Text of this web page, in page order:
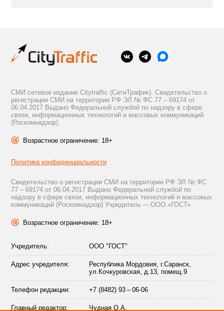
СМИ сетевое издание Citytraffic (СитиТрафик). Свидетельство о
регистрации СМИ на территории РФ ЭЛ № ФС 77 – 69174 от
06.04.2017 Выдано Федеральной службой по надзору в сфере
связи, информационных технологий и массовых коммуникаций
(Роскомнадзор).
Возрастное ограничение: 18+
Политика конфиденциальности
Свидетельство о регистрации СМИ на территории РФ ЭЛ № ФС
77 – 69174 от 06.04.2017 Выдано Федеральной службой по
надзору в сфере связи, информационных технологий и массовых
коммуникаций (Роскомнадзор) Учредитель — ООО «ГОСТ»
Возрастное ограничение: 18+
Учредитель: ООО "ГОСТ"
Адрес учредителя:
Республика Мордовия, г.Саранск,
ул.Кочкуровская, д.13, помещ.9
Телефон редакции: +7 (8482) 93 – 06-06
Главный редактор: Чудная О.А.